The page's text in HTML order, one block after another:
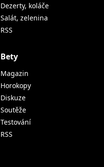
Dezerty, koláče
Salát, zelenina
RSS
Bety
Magazin
Horokopy
Diskuze
Soutěže
Testování
RSS